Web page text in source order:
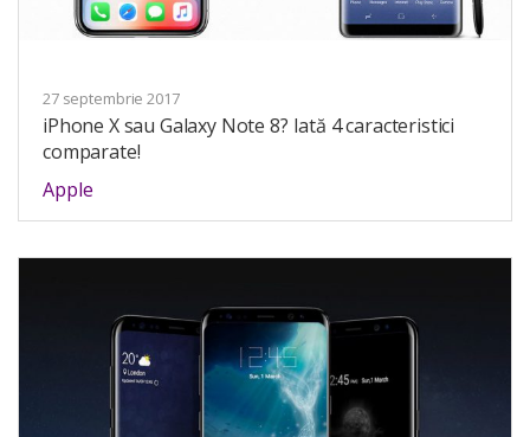
27 septembrie 2017
iPhone X sau Galaxy Note 8? Iată 4 caracteristici
comparate!
Apple